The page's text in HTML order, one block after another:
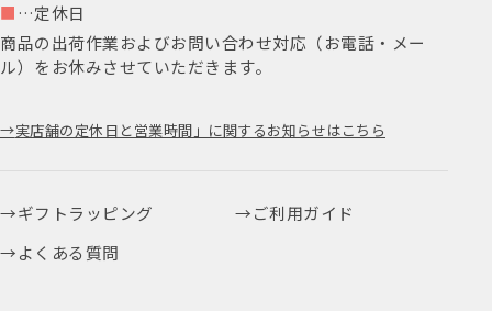
■ …定休日
商品の出荷作業およびお問い合わせ対応（お電話・メー
ル）をお休みさせていただきます。
実店舗の定休日と営業時間」に関するお知らせはこちら
ギフトラッピング
ご利用ガイド
よくある質問